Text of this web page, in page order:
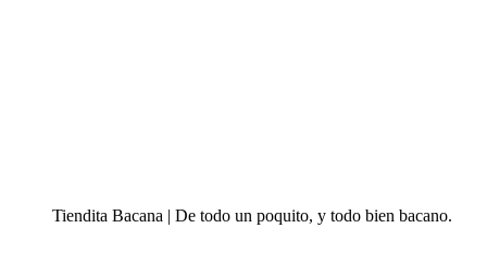
Tiendita Bacana | De todo un poquito, y todo bien bacano.